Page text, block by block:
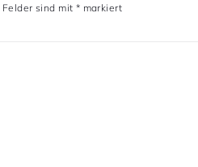
sind mit * markiert